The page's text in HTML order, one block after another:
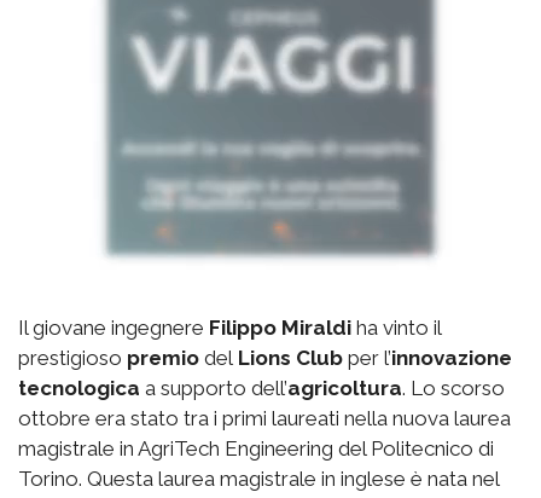
Il giovane ingegnere Filippo Miraldi ha vinto il
prestigioso premio del Lions Club per l’innovazione
tecnologica a supporto dell’agricoltura. Lo scorso
ottobre era stato tra i primi laureati nella nuova laurea
magistrale in AgriTech Engineering del Politecnico di
Torino. Questa laurea magistrale in inglese è nata nel